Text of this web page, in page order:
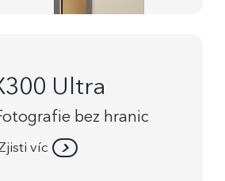
Ultra
bez hranic
víc